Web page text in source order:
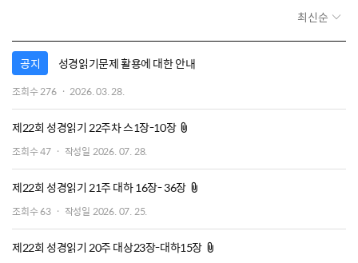
최신순
공지 성경읽기문제 활용에 대한 안내
조회수276
작
성
일
2026. 03. 28.
제22회 성경읽기 22주차 스1장-10장
조회수47 작성일 2026. 07. 28.
제22회 성경읽기 21주 대하 16장- 36장
조회수63 작성일 2026. 07. 25.
제22회 성경읽기 20주 대상23장-대하15장